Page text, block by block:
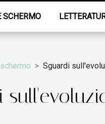
SCHERMO
Sguardi